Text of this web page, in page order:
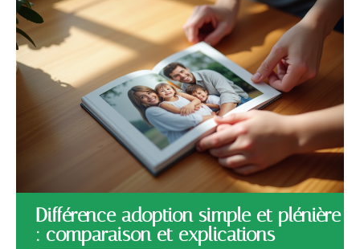
Différence adoption simple et plénière
: comparaison et explications